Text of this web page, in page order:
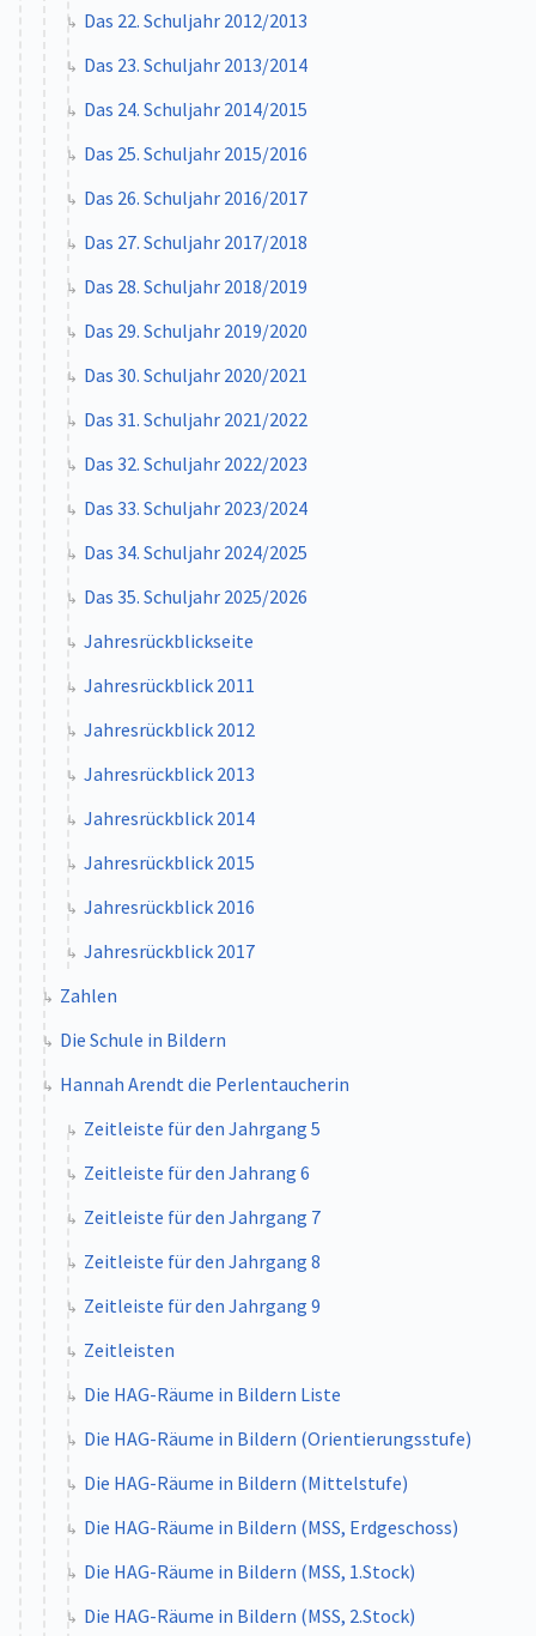
Das 22. Schuljahr 2012/2013
Das 23. Schuljahr 2013/2014
Das 24. Schuljahr 2014/2015
Das 25. Schuljahr 2015/2016
Das 26. Schuljahr 2016/2017
Das 27. Schuljahr 2017/2018
Das 28. Schuljahr 2018/2019
Das 29. Schuljahr 2019/2020
Das 30. Schuljahr 2020/2021
Das 31. Schuljahr 2021/2022
Das 32. Schuljahr 2022/2023
Das 33. Schuljahr 2023/2024
Das 34. Schuljahr 2024/2025
Das 35. Schuljahr 2025/2026
Jahresrückblickseite
Jahresrückblick 2011
Jahresrückblick 2012
Jahresrückblick 2013
Jahresrückblick 2014
Jahresrückblick 2015
Jahresrückblick 2016
Jahresrückblick 2017
Zahlen
Die Schule in Bildern
Hannah Arendt die Perlentaucherin
Zeitleiste für den Jahrgang 5
Zeitleiste für den Jahrang 6
Zeitleiste für den Jahrgang 7
Zeitleiste für den Jahrgang 8
Zeitleiste für den Jahrgang 9
Zeitleisten
Die HAG-Räume in Bildern Liste
Die HAG-Räume in Bildern (Orientierungsstufe)
Die HAG-Räume in Bildern (Mittelstufe)
Die HAG-Räume in Bildern (MSS, Erdgeschoss)
Die HAG-Räume in Bildern (MSS, 1.Stock)
Die HAG-Räume in Bildern (MSS, 2.Stock)